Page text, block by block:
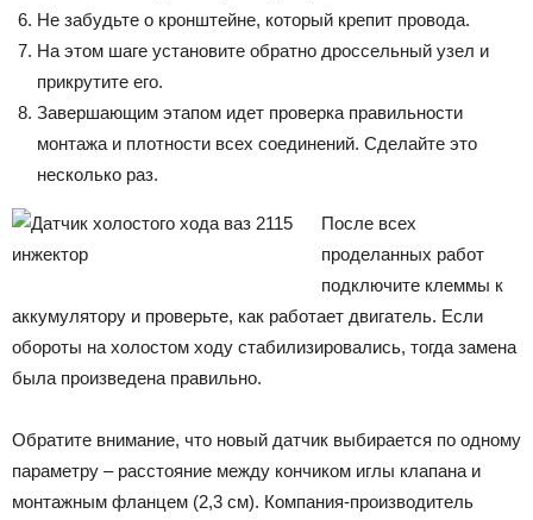
Не забудьте о кронштейне, который крепит провода.
На этом шаге установите обратно дроссельный узел и
прикрутите его.
Завершающим этапом идет проверка правильности
монтажа и плотности всех соединений. Сделайте это
несколько раз.
После всех
проделанных работ
подключите клеммы к
аккумулятору и проверьте, как работает двигатель. Если
обороты на холостом ходу стабилизировались, тогда замена
была произведена правильно.
Обратите внимание, что новый датчик выбирается по одному
параметру – расстояние между кончиком иглы клапана и
монтажным фланцем (2,3 см). Компания-производитель